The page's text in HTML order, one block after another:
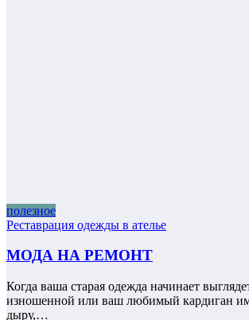
полезное
Реставрация одежды в ателье
МОДА НА РЕМОНТ
Когда ваша старая одежда начинает
изношенной или ваш любимый кардиган
дыру,…